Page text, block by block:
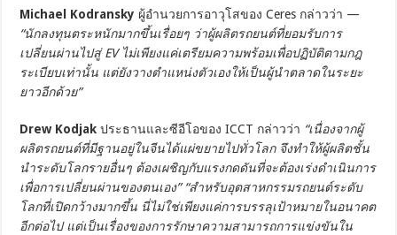
Michael Kodransky ผู้อำนวยการอาวุโสของ Ceres กล่าวว่า —
“นักลงทุนตระหนักมากขึ้นเรื่อยๆ ว่าผู้ผลิตรถยนต์ที่ยอมรับการ
เปลี่ยนผ่านไปสู่ EV ไม่เพียงแค่เตรียมความพร้อมเพื่อปฏิบัติตามกฎ
ระเบียบเท่านั้น แต่ยังวางตำแหน่งตัวเองให้เป็นผู้นำตลาดในระยะ
ยาวอีกด้วย”
Drew Kodjakประธานและซีอีโอของ ICCT กล่าวว่า “เนื่องจากผู้
ผลิตรถยนต์ที่มีฐานอยู่ในจีนได้แผ่ขยายไปทั่วโลก จึงทำให้ผู้ผลิตชั้น
นำระดับโลกรายอื่นๆ ต้องเผชิญกับแรงกดดันที่จะต้องเร่งดำเนินการ
เพื่อการเปลี่ยนผ่านของตนเอง” “สำหรับอุตสาหกรรมรถยนต์ระดับ
โลกที่เปิดกว้างมากขึ้น นี่ไม่ใช่เพียงแค่การบรรลุเป้าหมายในอนาคต
อีกต่อไป แต่เป็นเรื่องของการรักษาความสามารถการแข่งขันใน